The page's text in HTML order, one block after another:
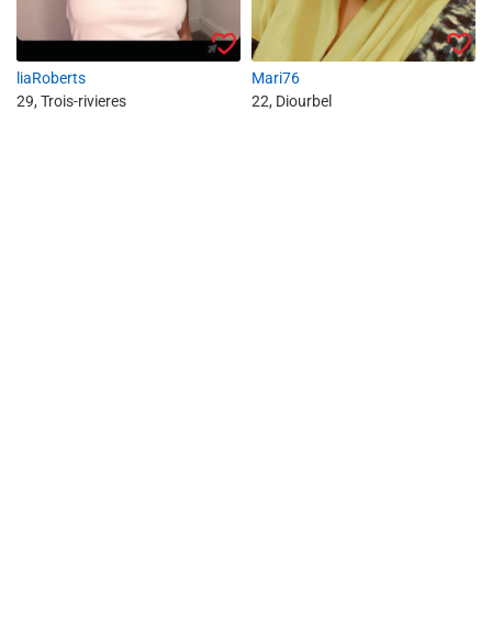
liaRoberts
29, Trois-rivieres
Mari76
22, Diourbel